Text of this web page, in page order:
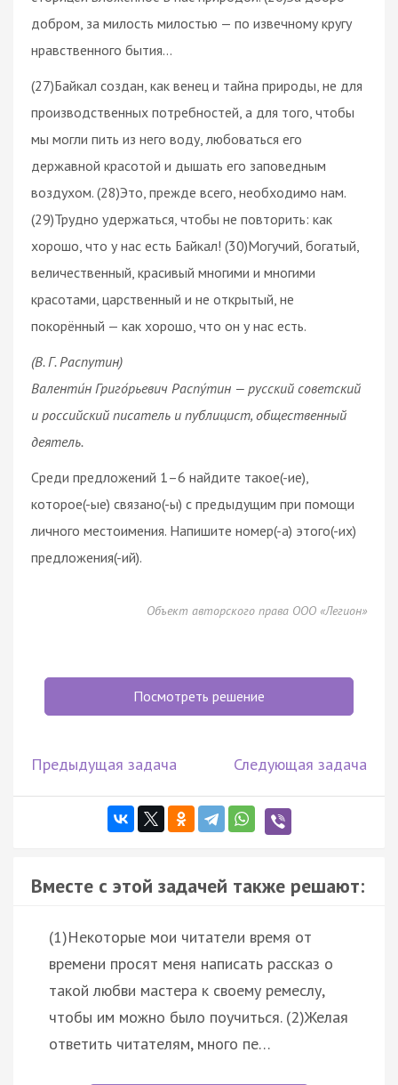
добром, за милость милостью — по извечному кругу
нравственного бытия…
(27)Байкал создан, как венец и тайна природы, не для
производственных потребностей, а для того, чтобы
мы могли пить из него воду, любоваться его
державной красотой и дышать его заповедным
воздухом. (28)Это, прежде всего, необходимо нам.
(29)Трудно удержаться, чтобы не повторить: как
хорошо, что у нас есть Байкал! (30)Могучий, богатый,
величественный, красивый многими и многими
красотами, царственный и не открытый, не
покорённый — как хорошо, что он у нас есть.
(В. Г. Распутин)
Валенти́н Григо́рьевич Распу́тин — русский советский
и российский писатель и публицист, общественный
деятель.
Среди предложений 1–6 найдите такое(-ие),
которое(-ые) связано(-ы) с предыдущим при помощи
личного местоимения. Напишите номер(-а) этого(-их)
предложения(-ий).
Объект авторского права ООО «Легион»
Посмотреть решение
Предыдущая задача Следующая задача
Вместе с этой задачей также решают:
(1)Некоторые мои читатели время от
времени просят меня написать рассказ о
такой любви мастера к своему ремеслу,
чтобы им можно было поучиться. (2)Желая
ответить читателям, много пе…